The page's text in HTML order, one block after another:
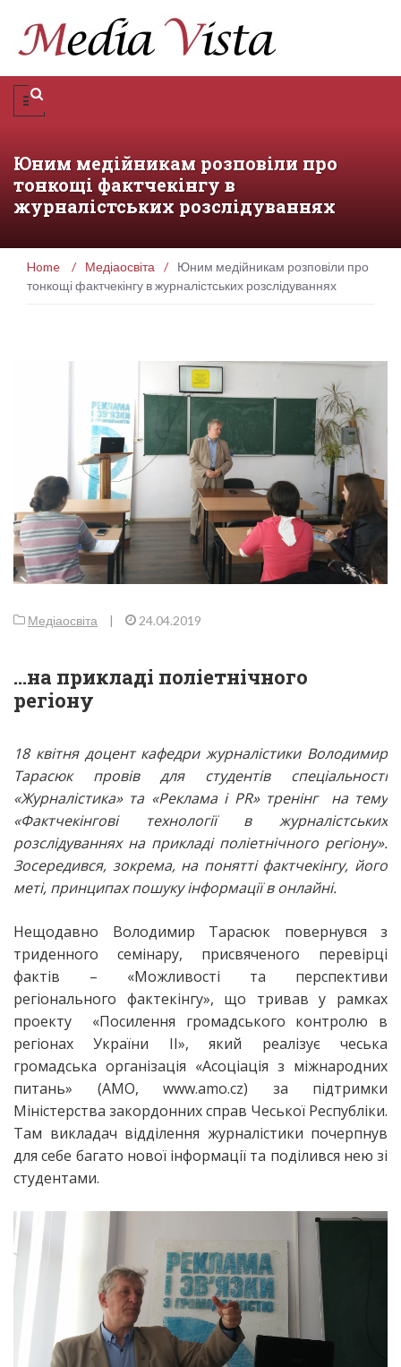
Юним медійникам розповіли про
тонкощі фактчекінгу в
журналістських розслідуваннях
Home / Медіаосвіта /
Юним медійникам розповіли про
тонкощі фактчекінгу в журналістських розслідуваннях
Медіаосвіта | 24.04.2019
…на прикладі поліетнічного
регіону
18 квітня доцент кафедри журналістики Володимир
Тарасюк провів для студентів спеціальності
«Журналістика» та «Реклама і PR» тренінг на тему
«Фактчекінгові технології в журналістських
розслідуваннях на прикладі поліетнічного регіону».
Зосередився, зокрема, на понятті фактчекінгу, його
меті, принципах пошуку інформації в онлайні.
Нещодавно Володимир Тарасюк повернувся з
триденного семінару, присвяченого перевірці
фактів – «Можливості та перспективи
регіонального фактекінгу», що тривав у рамках
проекту «Посилення громадського контролю в
регіонах України ІІ», який реалізує чеська
громадська організація «Асоціація з міжнародних
питань» (АМО, www.amo.cz) за підтримки
Міністерства закордонних справ Чеської Республіки.
Там викладач відділення журналістики почерпнув
для себе багато нової інформації та поділився нею зі
студентами.